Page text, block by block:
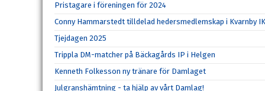
Pristagare i föreningen för 2024
Conny Hammarstedt tilldelad hedersmedlemskap i Kvarnby IK
Tjejdagen 2025
Trippla DM-matcher på Bäckagårds IP i Helgen
Kenneth Folkesson ny tränare för Damlaget
Julgranshämtning - ta hjälp av vårt Damlag!